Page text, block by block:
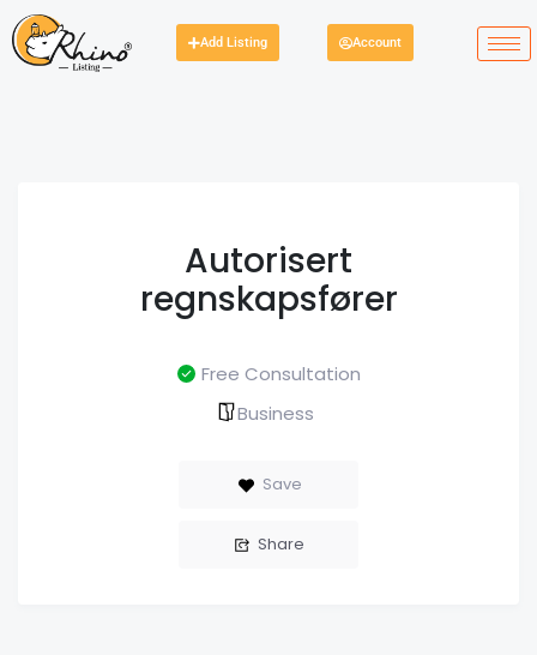
Add Listing Account
Autorisert
regnskapsfører
Free Consultation
Business
Save
Share